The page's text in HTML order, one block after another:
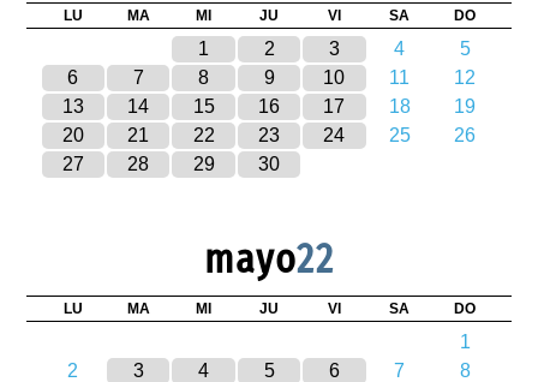
LU MA MI JU VI SA DO
1 2 3 4
5
6
7 8 9 10 11
12
13
14 15 16 17 18
19
20
21 22 23 24 25
26
27
28 29 30
mayo22
LU MA MI JU VI SA DO
1
2
3 4 5 6 7
8